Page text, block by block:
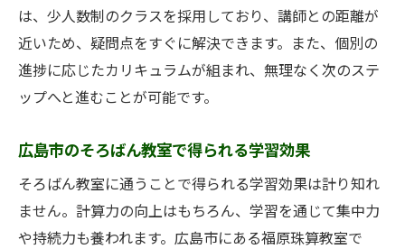
は、少人数制のクラスを採用しており、講師との距離が
近いため、疑問点をすぐに解決できます。また、個別の
進捗に応じたカリキュラムが組まれ、無理なく次のステ
ップへと進むことが可能です。
広島市のそろばん教室で得られる学習効果
そろばん教室に通うことで得られる学習効果は計り知れ
ません。計算力の向上はもちろん、学習を通じて集中力
や持続力も養われます。広島市にある福原珠算教室で